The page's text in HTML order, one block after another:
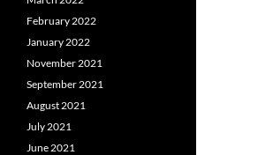
February 2022
January 2022
November 2021
September 2021
August 2021
July 2021
June 2021